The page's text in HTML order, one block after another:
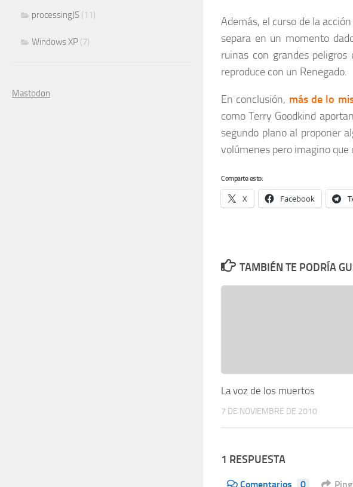
Además, el curso de la
separa en un momento
ruinas con grandes
reproduce con un Renegado.
En conclusión, más de lo
como Terry Goodkind
segundo plano al proponer
volúmenes pero imagino que
Comparte esto:
X Facebook
TAMBIÉN TE PODRÍA
La voz de los muertos
7 DE NOVIEMBRE DE 2010
1 RESPUESTA
Comentarios 0
processingJS (11)
Windows XP (7)
Mastodon